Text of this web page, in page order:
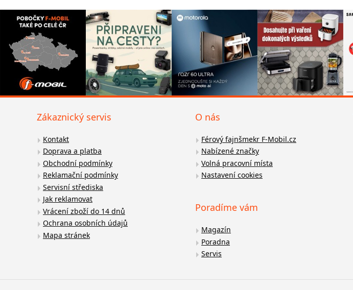
Zákaznický servis
Kontakt
Doprava a platba
Obchodní podmínky
Reklamační podmínky
Servisní střediska
Jak reklamovat
Vrácení zboží do 14 dnů
Ochrana osobních údajů
Mapa stránek
O nás
Férový fajnšmekr F-Mobil.cz
Nabízené značky
Volná pracovní místa
Nastavení cookies
Poradíme vám
Magazín
Poradna
Servis